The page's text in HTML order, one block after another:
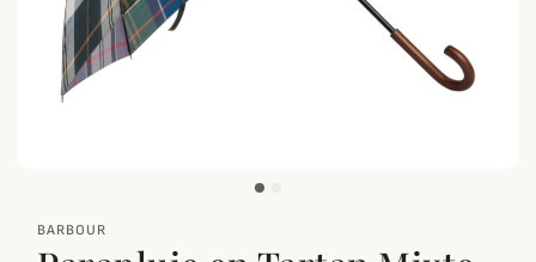
zoom_out_map
BARBOUR